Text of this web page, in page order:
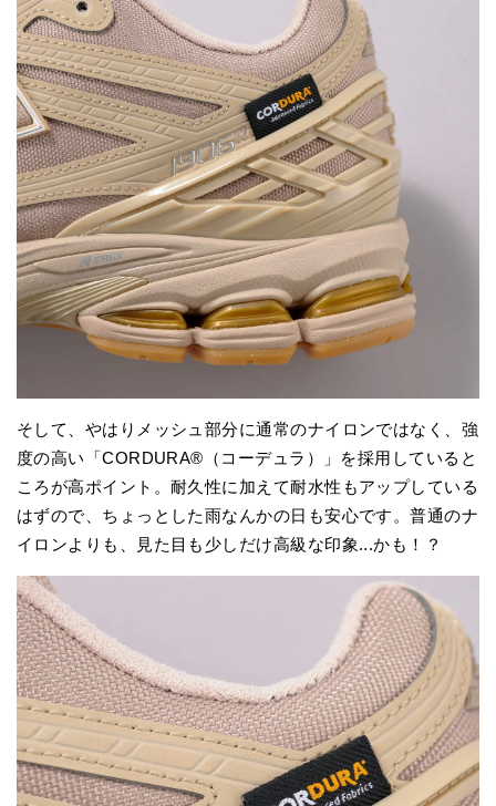
そして、やはりメッシュ部分に通常のナイロンではなく、強
度の高い「CORDURA®（コーデュラ）」を採用していると
ころが高ポイント。耐久性に加えて耐水性もアップしている
はずので、ちょっとした雨なんかの日も安心です。普通のナ
イロンよりも、見た目も少しだけ高級な印象...かも！？